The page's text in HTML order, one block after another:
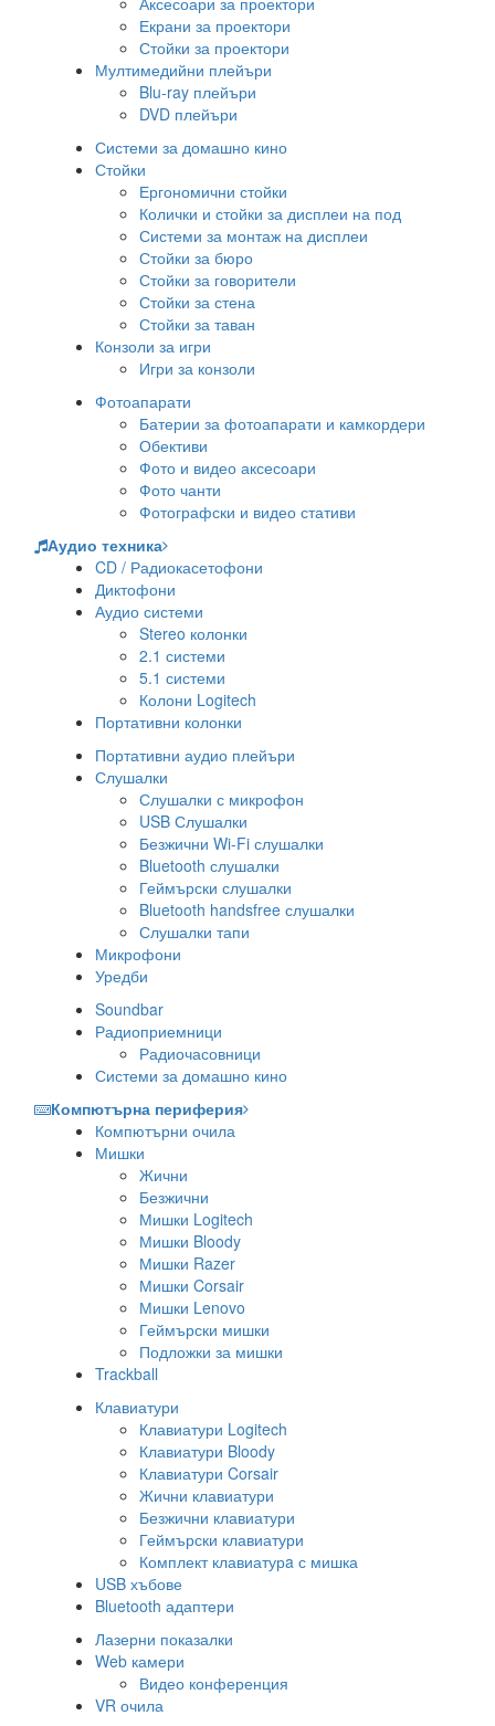
Екрани за проектори
Стойки за проектори
Мултимедийни плейъри
Blu-ray плейъри
DVD плейъри
Системи за домашно кино
Стойки
Ергономични стойки
Колички и стойки за дисплеи на под
Системи за монтаж на дисплеи
Стойки за бюро
Стойки за говорители
Стойки за стена
Стойки за таван
Конзоли за игри
Игри за конзоли
Фотоапарати
Батерии за фотоапарати и камкордери
Обективи
Фото и видео аксесоари
Фото чанти
Фотографски и видео стативи
Аудио техника
CD / Радиокасетофони
Диктофони
Аудио системи
Stereo колонки
2.1 системи
5.1 системи
Колони Logitech
Портативни колонки
Портативни аудио плейъри
Слушалки
Слушалки с микрофон
USB Слушалки
Безжични Wi-Fi слушалки
Bluetooth слушалки
Геймърски слушалки
Bluetooth handsfree слушалки
Слушалки тапи
Микрофони
Уредби
Soundbar
Радиоприемници
Радиочасовници
Системи за домашно кино
Компютърна периферия
Компютърни очила
Мишки
Жични
Безжични
Мишки Logitech
Мишки Bloody
Мишки Razer
Мишки Corsair
Мишки Lenovo
Геймърски мишки
Подложки за мишки
Trackball
Клавиатури
Клавиатури Logitech
Клавиатури Bloody
Клавиатури Corsair
Жични клавиатури
Безжични клавиатури
Геймърски клавиатури
Комплект клавиатурa с мишка
USB хъбове
Bluetooth адаптери
Лазерни показалки
Web камери
Видео конференция
VR очила